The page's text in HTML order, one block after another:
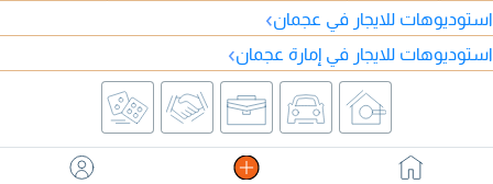
استوديوهات للايجار في عجمان›
استوديوهات للايجار في إمارة عجمان›